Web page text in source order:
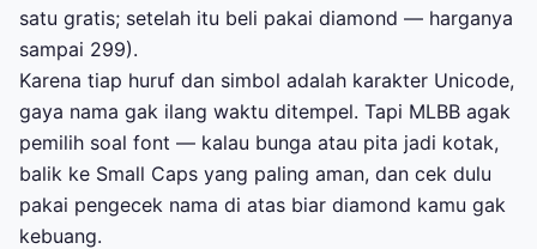
satu gratis; setelah itu beli pakai diamond — harganya
sampai 299).
Karena tiap huruf dan simbol adalah karakter Unicode,
gaya nama gak ilang waktu ditempel. Tapi MLBB agak
pemilih soal font — kalau bunga atau pita jadi kotak,
balik ke Small Caps yang paling aman, dan cek dulu
pakai pengecek nama di atas biar diamond kamu gak
kebuang.